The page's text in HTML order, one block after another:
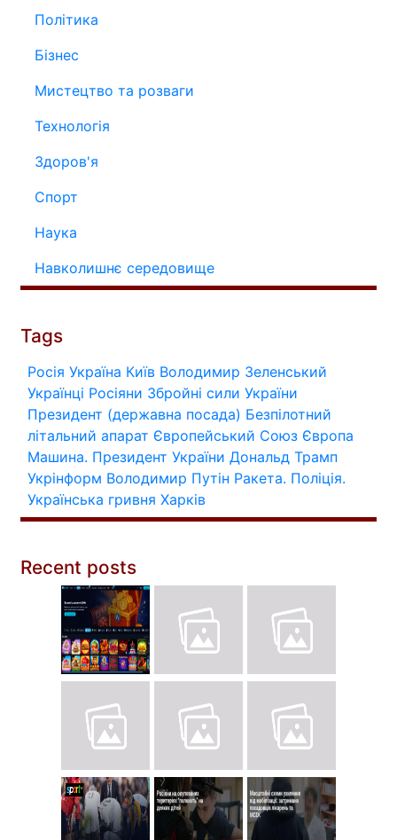
Політика
Бізнес
Мистецтво та розваги
Технологія
Здоров'я
Спорт
Наука
Навколишнє середовище
Tags
Росія Україна Київ Володимир Зеленський
Українці Росіяни Збройні сили України
Президент (державна посада) Безпілотний
літальний апарат Європейський Союз Європа
Машина. Президент України Дональд Трамп
Укрінформ Володимир Путін Ракета. Поліція.
Українська гривня Харків
Recent posts